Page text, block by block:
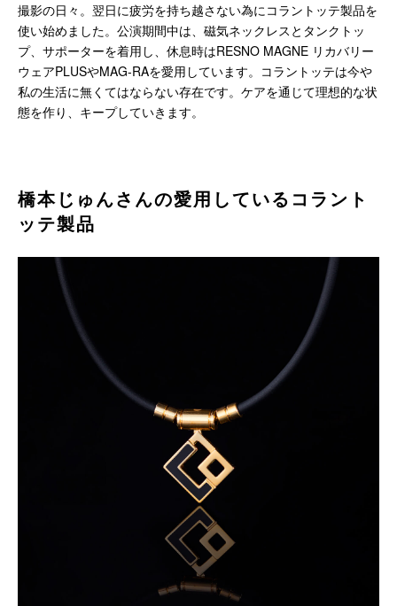
撮影の日々。翌日に疲労を持ち越さない為にコラントッテ製品を
使い始めました。公演期間中は、磁気ネックレスとタンクトッ
プ、サポーターを着用し、休息時はRESNO MAGNE リカバリー
ウェアPLUSやMAG-RAを愛用しています。コラントッテは今や
私の生活に無くてはならない存在です。ケアを通じて理想的な状
態を作り、キープしていきます。
橋本じゅんさんの愛用しているコラント
ッテ製品